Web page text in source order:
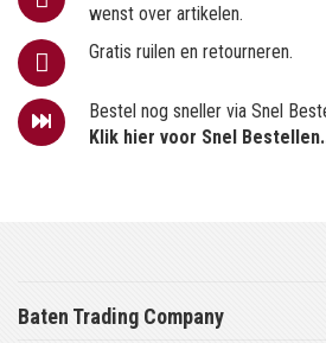
wenst over artikelen.
Gratis ruilen en retourneren.
Bestel nog sneller via Snel
Klik hier voor Snel
Baten Trading Company